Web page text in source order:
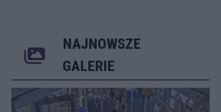
NAJNOWSZE
GALERIE